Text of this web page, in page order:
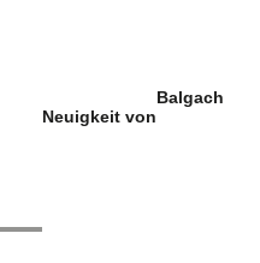
Neuigkeit von
Balgach